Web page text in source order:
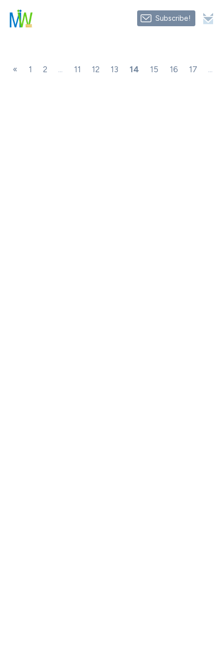
Subscribe!
« 1 2 ... 11 12 13 14 15 16 17 ...